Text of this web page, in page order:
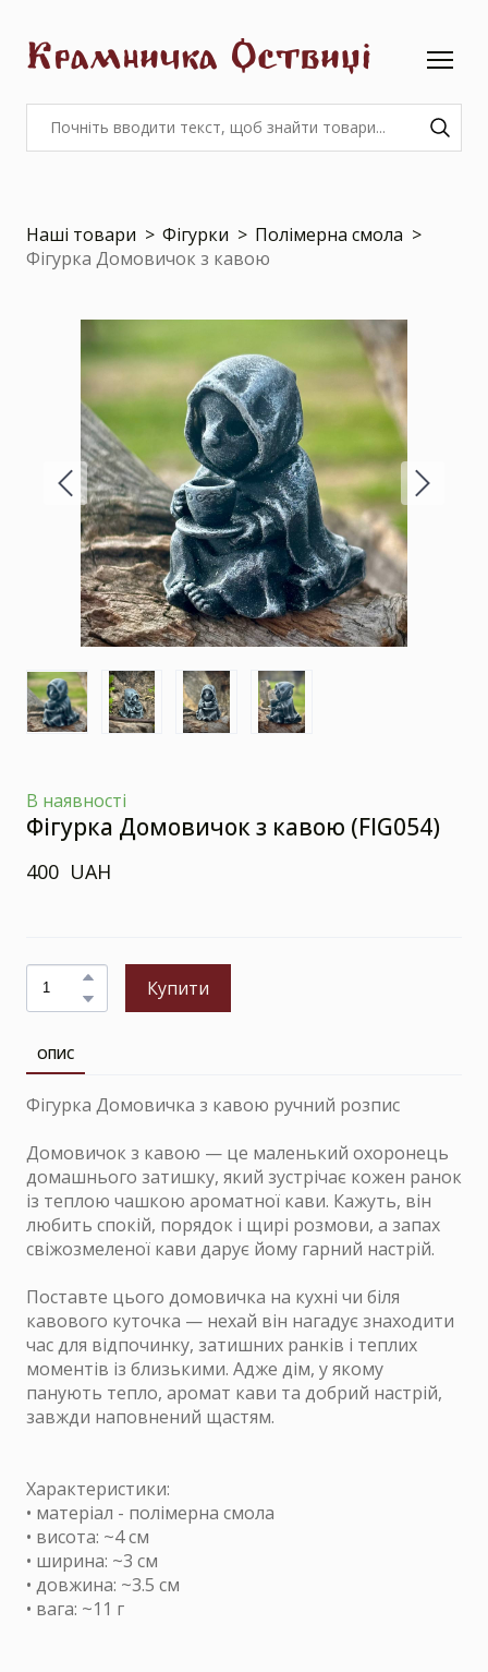
Крамничка Оствиці
Наші товари Фігурки
Полімерна смола
Фігурка Домовичок з кавою
В наявності
Фігурка Домовичок з кавою (FIG054)
400  UAH
Купити
ОПИС
Фігурка Домовичка з кавою ручний розпис
Домовичок з кавою — це маленький охоронець
домашнього затишку, який зустрічає кожен ранок
із теплою чашкою ароматної кави. Кажуть, він
любить спокій, порядок і щирі розмови, а запах
свіжозмеленої кави дарує йому гарний настрій.
Поставте цього домовичка на кухні чи біля
кавового куточка — нехай він нагадує знаходити
час для відпочинку, затишних ранків і теплих
моментів із близькими. Адже дім, у якому
панують тепло, аромат кави та добрий настрій,
завжди наповнений щастям.
Характеристики:
• матеріал - полімерна смола
• висота: ~4 см
• ширина: ~3 см
• довжина: ~3.5 см
• вага: ~11 г